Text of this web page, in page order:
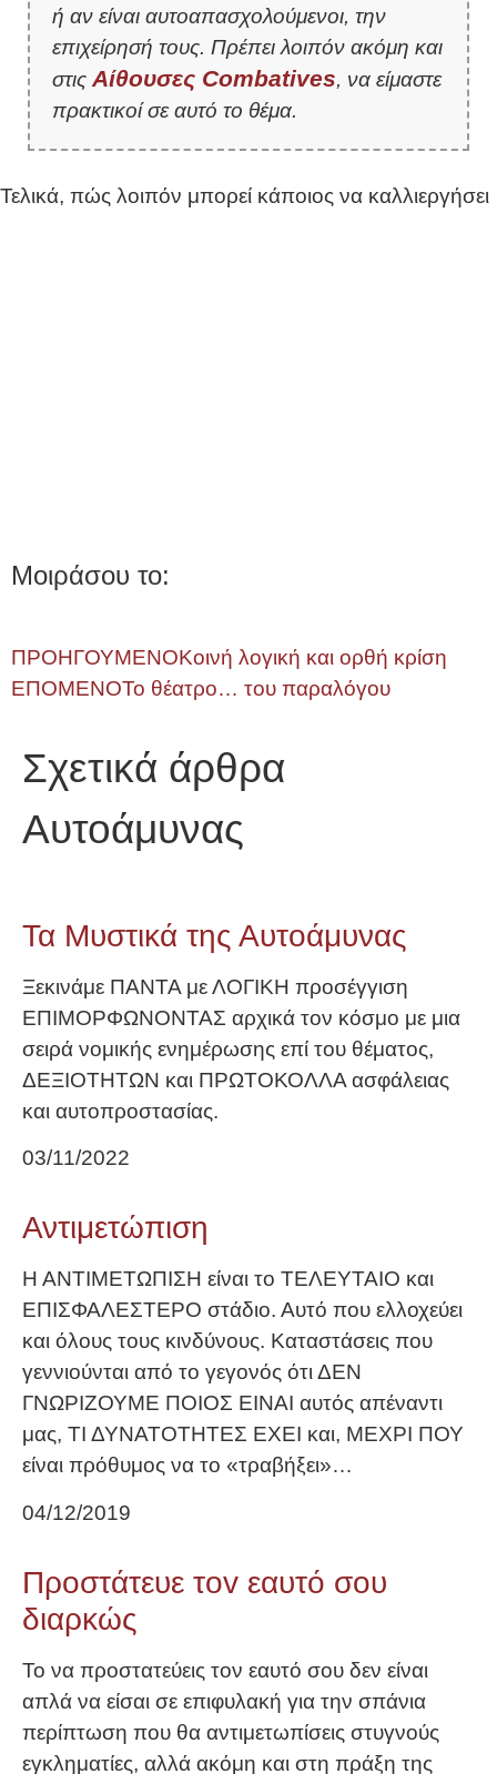
ή αν είναι αυτοαπασχολούμενοι, την
επιχείρησή τους. Πρέπει λοιπόν ακόμη και
στις Αίθουσες Combatives, να είμαστε
πρακτικοί σε αυτό το θέμα.
Τελικά, πώς λοιπόν μπορεί κάποιος να καλλιεργήσει
Μοιράσου το:
ΠΡΟΗΓΟΥΜΕΝΟΚοινή λογική και ορθή κρίση
ΕΠΟΜΕΝΟΤο θέατρο… του παραλόγου
Σχετικά άρθρα
Αυτοάμυνας
Τα Μυστικά της Αυτοάμυνας
Ξεκινάμε ΠΑΝΤΑ με ΛΟΓΙΚΗ προσέγγιση
ΕΠΙΜΟΡΦΩΝΟΝΤΑΣ αρχικά τον κόσμο με μια
σειρά νομικής ενημέρωσης επί του θέματος,
ΔΕΞΙΟΤΗΤΩΝ και ΠΡΩΤΟΚΟΛΛΑ ασφάλειας
και αυτοπροστασίας.
03/11/2022
Αντιμετώπιση
Η ΑΝΤΙΜΕΤΩΠΙΣΗ είναι το ΤΕΛΕΥΤΑΙΟ και
ΕΠΙΣΦΑΛΕΣΤΕΡΟ στάδιο. Αυτό που ελλοχεύει
και όλους τους κινδύνους. Καταστάσεις που
γεννιούνται από το γεγονός ότι ΔΕΝ
ΓΝΩΡΙΖΟΥΜΕ ΠΟΙΟΣ ΕΙΝΑΙ αυτός απέναντι
μας, ΤΙ ΔΥΝΑΤΟΤΗΤΕΣ ΕΧΕΙ και, ΜΕΧΡΙ ΠΟΥ
είναι πρόθυμος να το «τραβήξει»…
04/12/2019
Προστάτευε τοv εαυτό σου
διαρκώς
Το να προστατεύεις τον εαυτό σου δεν είναι
απλά να είσαι σε επιφυλακή για την σπάνια
περίπτωση που θα αντιμετωπίσεις στυγνούς
εγκληματίες, αλλά ακόμη και στη πράξη της